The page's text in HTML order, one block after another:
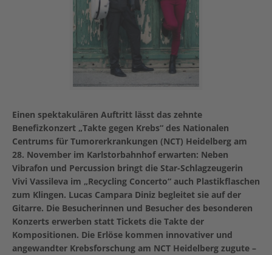
Einen spektakulären Auftritt lässt das zehnte
Benefizkonzert „Takte gegen Krebs“ des Nationalen
Centrums für Tumorerkrankungen (NCT) Heidelberg am
28. November im Karlstorbahnhof erwarten: Neben
Vibrafon und Percussion bringt die Star-Schlagzeugerin
Vivi Vassileva im „Recycling Concerto“ auch Plastikflaschen
zum Klingen. Lucas Campara Diniz begleitet sie auf der
Gitarre. Die Besucherinnen und Besucher des besonderen
Konzerts erwerben statt Tickets die Takte der
Kompositionen. Die Erlöse kommen innovativer und
angewandter Krebsforschung am NCT Heidelberg zugute –